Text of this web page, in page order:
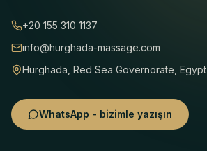
+20 155 310 1137
info@hurghada-massage.com
Hurghada, Red Sea Governorate, Egypt
WhatsApp - bizimle yazışın